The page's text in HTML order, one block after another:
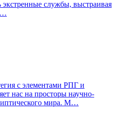
экстренные службы, выстраивая
с элементами РПГ и
нас на просторы научно-
мира. М…